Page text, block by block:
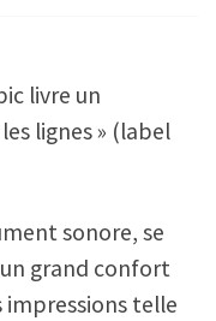
livre un
lignes » (label
sonore, se
grand confort
impressions telle